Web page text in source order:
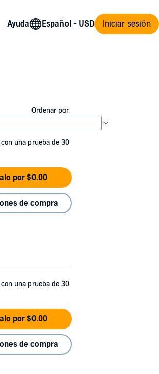
Ayuda Iniciar sesión
Ordenar por
una prueba de 30
por $0.00
de compra
una prueba de 30
por $0.00
de compra